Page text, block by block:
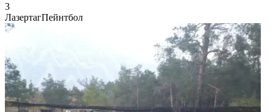
3
ЛазертагПейнтбол